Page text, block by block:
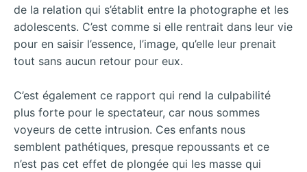
de la relation qui s’établit entre la photographe et les
adolescents. C’est comme si elle rentrait dans leur vie
pour en saisir l’essence, l’image, qu’elle leur prenait
tout sans aucun retour pour eux.
C’est également ce rapport qui rend la culpabilité
plus forte pour le spectateur, car nous sommes
voyeurs de cette intrusion. Ces enfants nous
semblent pathétiques, presque repoussants et ce
n’est pas cet effet de plongée qui les masse qui